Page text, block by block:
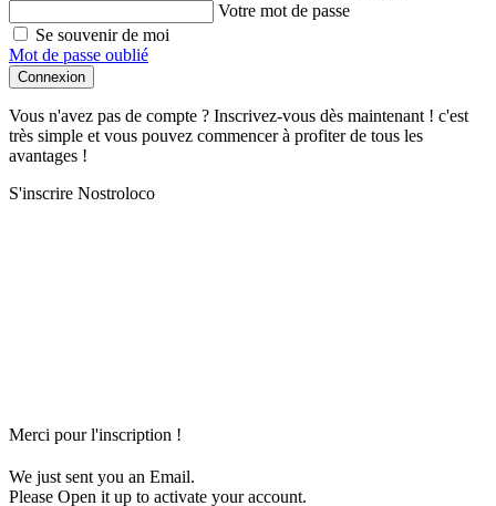
Votre mot de passe
Se souvenir de moi
Mot de passe oublié
Connexion
Vous n'avez pas de compte ? Inscrivez-vous dès maintenant ! c'est
très simple et vous pouvez commencer à profiter de tous les
avantages !
S'inscrire Nostroloco
Merci pour l'inscription !
We just sent you an Email.
Please Open it up to activate your account.